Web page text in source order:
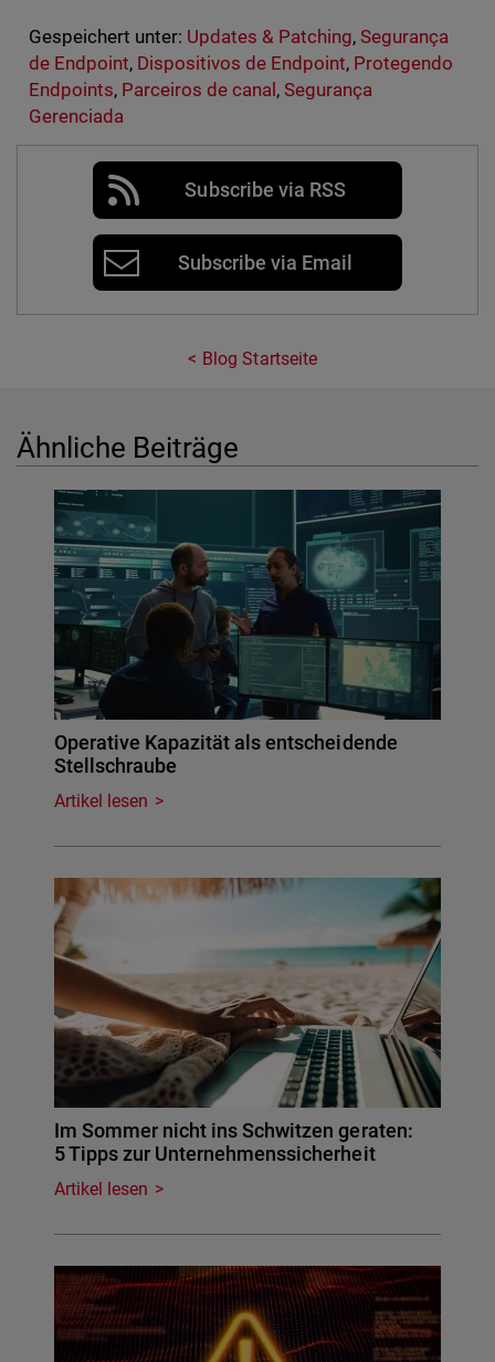
Gespeichert unter: Updates & Patching,Segurança
de Endpoint, Dispositivos de Endpoint, Protegendo
Endpoints, Parceiros de canal ,Segurança
Gerenciada
Subscribe via RSS
Subscribe via Email
Blog Startseite
Ähnliche Beiträge
Operative Kapazität als entscheidende
Stellschraube
Artikel lesen
Im Sommer nicht ins Schwitzen geraten:
5 Tipps zur Unternehmenssicherheit
Artikel lesen